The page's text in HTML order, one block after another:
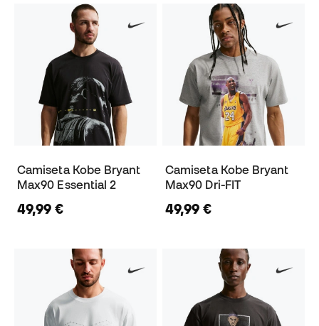
Camiseta Kobe Bryant
Max90 Essential 2
49,99 €
Camiseta Kobe Bryant
Max90 Dri-FIT
49,99 €